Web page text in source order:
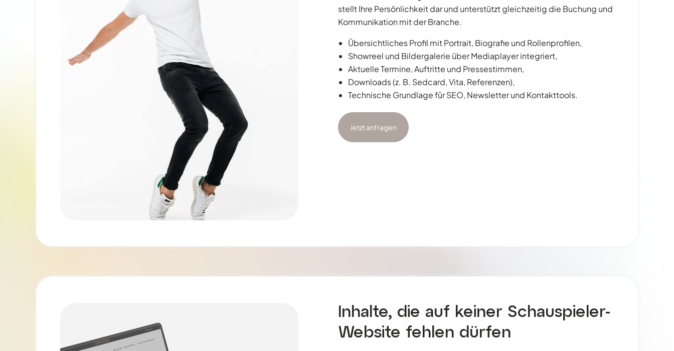
stellt Ihre Persönlichkeit dar und unterstützt gleichzeitig die Buchung und
Kommunikation mit der Branche.
Übersichtliches Profil mit Portrait, Biografie und Rollenprofilen,
Showreel und Bildergalerie über Mediaplayer integriert,
Aktuelle Termine, Auftritte und Pressestimmen,
Downloads (z. B. Sedcard, Vita, Referenzen),
Technische Grundlage für SEO, Newsletter und Kontakttools.
Jetzt anfragen
Inhalte, die auf keiner Schauspieler-
Website fehlen dürfen